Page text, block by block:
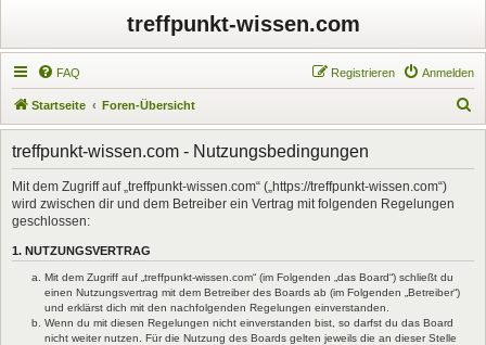
treffpunkt-wissen.com
FAQ Anmelden
Registrieren
Startseite Foren-Übersicht
u
treffpunkt-wissen.com - Nutzungsbedingungen
Mit dem Zugriff auf „treffpunkt-wissen.com“ („https://treffpunkt-wissen.com“)
wird zwischen dir und dem Betreiber ein Vertrag mit folgenden Regelungen
geschlossen:
1. NUTZUNGSVERTRAG
Mit dem Zugriff auf „treffpunkt-wissen.com“ (im Folgenden „das Board“) schließt du
einen Nutzungsvertrag mit dem Betreiber des Boards ab (im Folgenden „Betreiber“)
und erklärst dich mit den nachfolgenden Regelungen einverstanden.
Wenn du mit diesen Regelungen nicht einverstanden bist, so darfst du das Board
nicht weiter nutzen. Für die Nutzung des Boards gelten jeweils die an dieser Stelle